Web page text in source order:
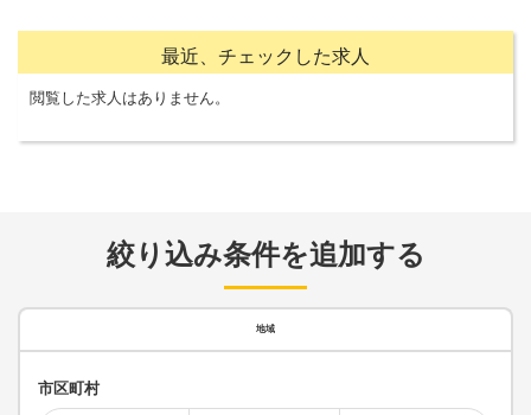
最近、チェックした求人
閲覧した求人はありません。
絞り込み条件を追加する
地域
市区町村